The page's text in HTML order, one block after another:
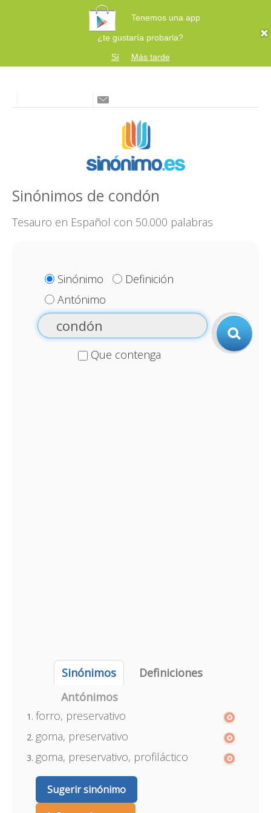
Tenemos una app
¿te gustaría probarla?
Sí
Más tarde
Sinónimos de condón
Tesauro en Español con 50.000 palabras
Sinónimo
Definición
Antónimo
Que contenga
Sinónimos
Definiciones
Antónimos
forro, preservativo
goma, preservativo
goma, preservativo, profiláctico
Sugerir sinónimo